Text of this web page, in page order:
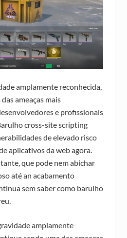
amplamente reconhecida,
ameaças mais
e profissionais
cross-site scripting
de elevado risco
aplicativos da web agora.
que pode nem abichar
até an acabamento
sem saber como barulho
amplamente